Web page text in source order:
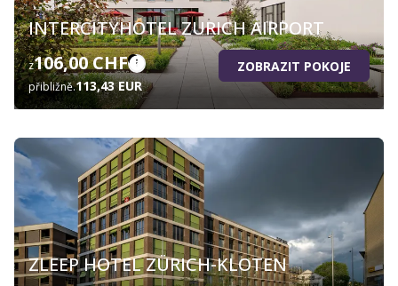
INTERCITYHOTEL ZURICH AIRPORT
z106,00 CHF
přibližně.113,43 EUR
ZOBRAZIT POKOJE
ZLEEP HOTEL ZÜRICH-KLOTEN